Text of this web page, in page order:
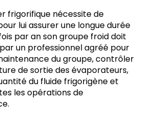
frigorifique nécessite de
lui assurer une longue durée
par an son groupe froid doit
un professionnel agréé pour
du groupe, contrôler
de sortie des évaporateurs,
du fluide frigorigène et
les opérations de